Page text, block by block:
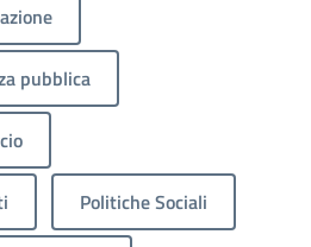
pubblica
Politiche Sociali